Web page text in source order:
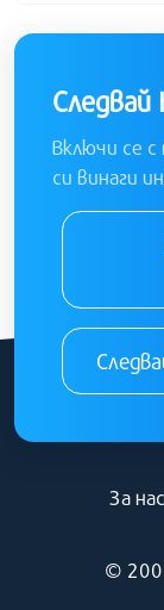
Следвай
Включи се
си винаги
©
За нас